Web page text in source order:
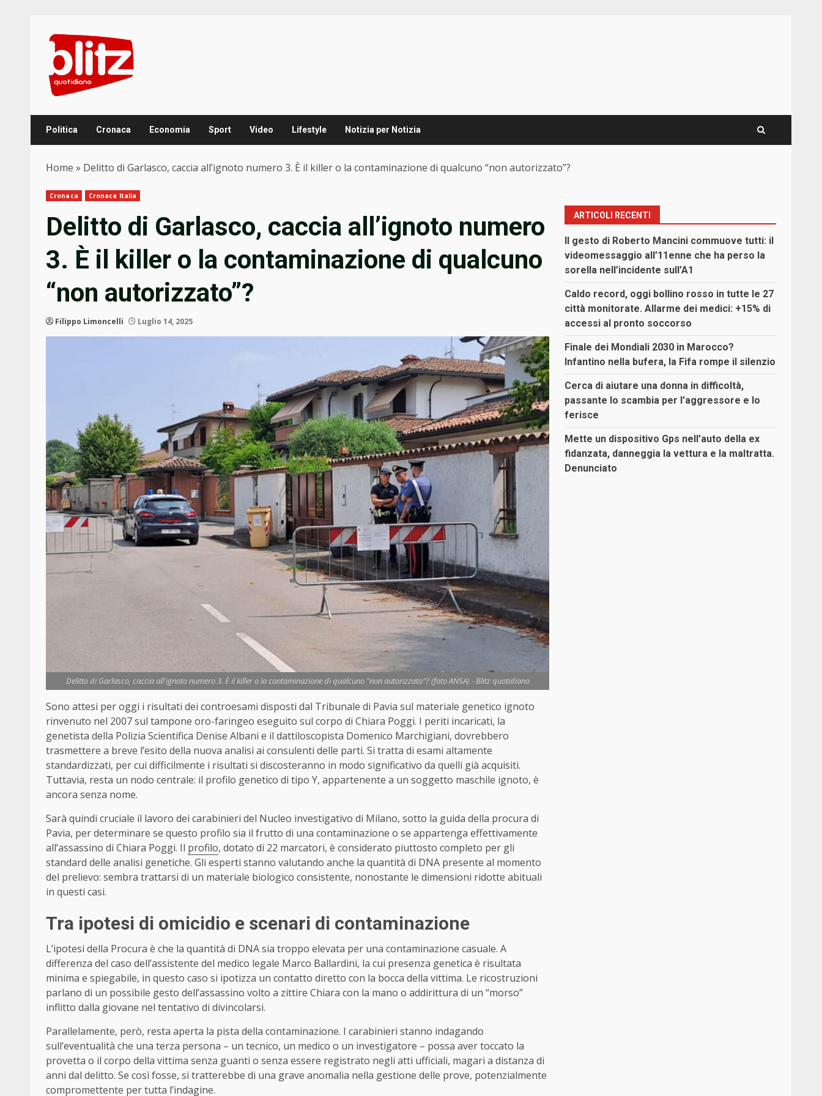
content
Politica Cronaca Economia Sport Video Lifestyle Notizia per Notizia
Home » Delitto di Garlasco, caccia all’ignoto numero 3. È il killer o la contaminazione di qualcuno “non autorizzato”?
Cronaca Cronaca Italia
Delitto di Garlasco, caccia all’ignoto numero
3. È il killer o la contaminazione di qualcuno
“non autorizzato”?
Filippo Limoncelli Luglio 14, 2025
Delitto di Garlasco, caccia all'ignoto numero 3. È il killer o la contaminazione di qualcuno "non autorizzato"? (foto ANSA) - Blitz quotidiano
Sono attesi per oggi i risultati dei controesami disposti dal Tribunale di Pavia sul materiale genetico ignoto
rinvenuto nel 2007 sul tampone oro-faringeo eseguito sul corpo di Chiara Poggi. I periti incaricati, la
genetista della Polizia Scientifica Denise Albani e il dattiloscopista Domenico Marchigiani, dovrebbero
trasmettere a breve l’esito della nuova analisi ai consulenti delle parti. Si tratta di esami altamente
standardizzati, per cui difficilmente i risultati si discosteranno in modo significativo da quelli già acquisiti.
Tuttavia, resta un nodo centrale: il profilo genetico di tipo Y, appartenente a un soggetto maschile ignoto, è
ancora senza nome.
Sarà quindi cruciale il lavoro dei carabinieri del Nucleo investigativo di Milano, sotto la guida della procura di
Pavia, per determinare se questo profilo sia il frutto di una contaminazione o se appartenga effettivamente
all’assassino di Chiara Poggi. Il profilo, dotato di 22 marcatori, è considerato piuttosto completo per gli
standard delle analisi genetiche. Gli esperti stanno valutando anche la quantità di DNA presente al momento
del prelievo: sembra trattarsi di un materiale biologico consistente, nonostante le dimensioni ridotte abituali
in questi casi.
Tra ipotesi di omicidio e scenari di contaminazione
L’ipotesi della Procura è che la quantità di DNA sia troppo elevata per una contaminazione casuale. A
differenza del caso dell’assistente del medico legale Marco Ballardini, la cui presenza genetica è risultata
minima e spiegabile, in questo caso si ipotizza un contatto diretto con la bocca della vittima. Le ricostruzioni
parlano di un possibile gesto dell’assassino volto a zittire Chiara con la mano o addirittura di un “morso”
inflitto dalla giovane nel tentativo di divincolarsi.
Parallelamente, però, resta aperta la pista della contaminazione. I carabinieri stanno indagando
sull’eventualità che una terza persona – un tecnico, un medico o un investigatore – possa aver toccato la
provetta o il corpo della vittima senza guanti o senza essere registrato negli atti ufficiali, magari a distanza di
anni dal delitto. Se così fosse, si tratterebbe di una grave anomalia nella gestione delle prove, potenzialmente
compromettente per tutta l’indagine.
ARTICOLI RECENTI
Il gesto di Roberto Mancini commuove tutti: il
videomessaggio all’11enne che ha perso la
sorella nell’incidente sull’A1
Caldo record, oggi bollino rosso in tutte le 27
città monitorate. Allarme dei medici: +15% di
accessi al pronto soccorso
Finale dei Mondiali 2030 in Marocco?
Infantino nella bufera, la Fifa rompe il silenzio
Cerca di aiutare una donna in difficoltà,
passante lo scambia per l’aggressore e lo
ferisce
Mette un dispositivo Gps nell’auto della ex
fidanzata, danneggia la vettura e la maltratta.
Denunciato